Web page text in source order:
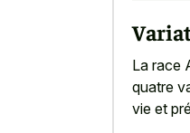
La race
quatre
vie et